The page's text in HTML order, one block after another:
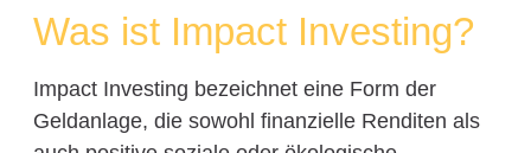
Was ist Impact Investing?
Impact Investing bezeichnet eine Form der
Geldanlage, die sowohl finanzielle Renditen als